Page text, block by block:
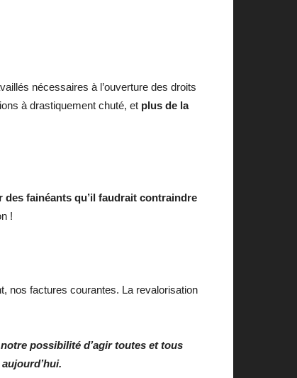
nécessaires à l’ouverture des droits
à drastiquement chuté, et plus de la
des fainéants qu’il faudrait contraindre
!
nos factures courantes. La revalorisation
possibilité d’agir toutes et tous